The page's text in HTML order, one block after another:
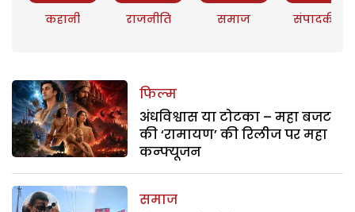
कहानी राजनीति समाज संपादकीय
फिल्म
अंधविश्वास या टोटका – महा बजट
की ‘रामायण’ की रिलीज पर महा
कन्फ्यूजन
समाज